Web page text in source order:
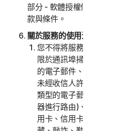
部分 - 軟體授權條款，以瞭
款與條件。
關於服務的使用注意事項。
您不得將服務用於任何
限於通訊埠掃描、傳送
的電子郵件、掃描開放
未經收信人許可的電子
類型的電子郵件 (即使該
器進行路由)、啟動任何
用卡、信用卡詐騙、金